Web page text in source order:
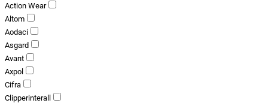
Action Wear
Altom
Aodaci
Asgard
Avant
Axpol
Cifra
Clipperinterall